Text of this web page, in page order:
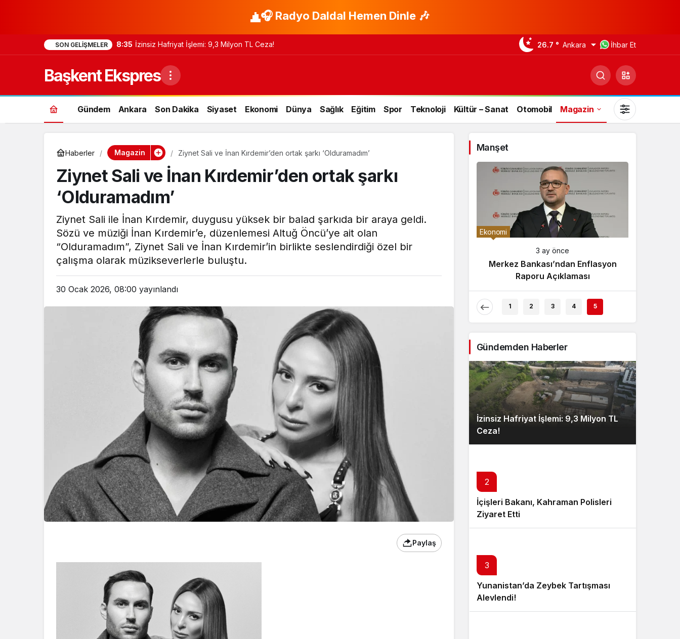
🎧 Radyo Daldal Hemen Dinle 🎶
SON GELIŞMELER 8:35 İzinsiz Hafriyat İşlemi: 9,3 Milyon TL Ceza! 26.7 ° Ankara İhbar Et
Başkent Ekspres
Gündem Ankara Son Dakika Siyaset Ekonomi Dünya Sağlık Eğitim Spor Teknoloji Kültür – Sanat Otomobil Magazin
Gündüz Modu
Gündüz modunu seçin.
Gece Modu
Gece modunu seçin.
Sistem Modu
Sistem modunu seçin.
Haberler Magazin Ziynet Sali ve İnan Kırdemir’den ortak şarkı ‘Olduramadım’
Ziynet Sali ve İnan Kırdemir’den ortak şarkı
‘Olduramadım’
Ziynet Sali ile İnan Kırdemir, duygusu yüksek bir balad şarkıda bir araya geldi.
Sözü ve müziği İnan Kırdemir’e, düzenlemesi Altuğ Öncü’ye ait olan
“Olduramadım”, Ziynet Sali ve İnan Kırdemir’in birlikte seslendirdiği özel bir
çalışma olarak müzikseverlerle buluştu.
30 Ocak 2026, 08:00 yayınlandı
Paylaş
Manşet
3 ay önce
Bakanı, Kahraman Polisleri
Ziyaret Etti
Gündem
3 ay önce
Yunanistan’da Zeybek Tartışması
Alevlendi!
Son Dakika
3 ay önce
Ağırlıyor!
Ekonomi
3 ay önce
Merkez Bankası’ndan Enflasyon
Raporu Açıklaması
1 2 3 4 5
Gündemden Haberler
İzinsiz Hafriyat İşlemi: 9,3 Milyon TL
Ceza!
2
İçişleri Bakanı, Kahraman Polisleri
Ziyaret Etti
3
Yunanistan’da Zeybek Tartışması
Alevlendi!